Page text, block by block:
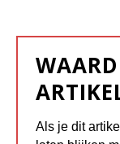
Als je dit